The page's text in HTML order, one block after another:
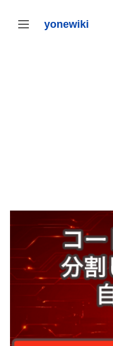
テ
サイドバーの切り替え yonewiki